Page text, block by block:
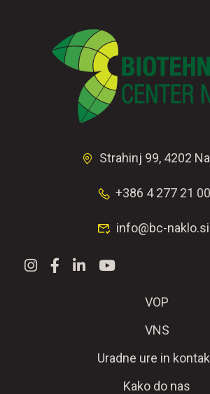
Strahinj 99, 4202
+386 4 277 21 00
info@bc-naklo.si
VOP
VNS
Uradne ure in
Kako do nas